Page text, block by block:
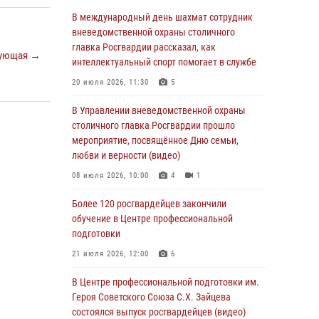
→
Московские росгвардейцы обеспечили
безопасность проведения футбольного матча
Кубка России (Видео)
05 августа 2026, 12:35
Делегация МВД Республики Беларусь
ознакомилась с передовыми методами
работы Росгвардии в Москве (видео)
04 августа 2026, 18:16 5
чемпионат по самбо и боевому самбо.
(видео)
04 августа 2026, 14:00
эфира на «Радио Москвы» и рассказал о
работе дежурных частей
04 августа 2026, 12:28
В международный день шахмат сотрудник
вневедомственной охраны столичного
главка Росгвардии рассказал, как
интеллектуальный спорт помогает в службе
20 июля 2026, 11:30 5
В Управлении вневедомственной охраны
столичного главка Росгвардии прошло
мероприятие, посвящённое Дню семьи,
любви и верности (видео)
08 июля 2026, 10:00 4 1
Более 120 росгвардейцев закончили
обучение в Центре профессиональной
подготовки
21 июля 2026, 12:00 6
В Центре профессиональной подготовки им.
Героя Советского Союза С.Х. Зайцева
состоялся выпуск росгвардейцев (видео)